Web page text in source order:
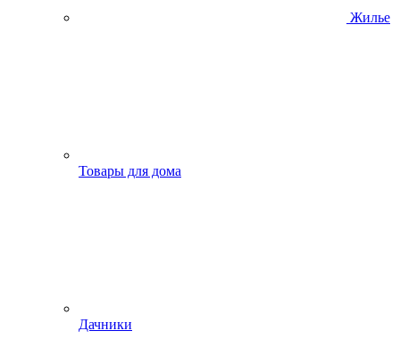
Жилье
Товары для дома
Дачники